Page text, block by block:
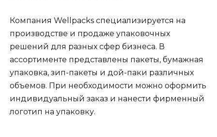
Компания Wellpacks специализируется на
производстве и продаже упаковочных
решений для разных сфер бизнеса. В
ассортименте представлены пакеты, бумажная
упаковка, зип-пакеты и дой-паки различных
объемов. При необходимости можно оформить
индивидуальный заказ и нанести фирменный
логотип на упаковку.